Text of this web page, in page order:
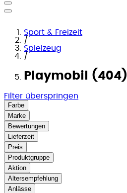
Sport & Freizeit
/
Spielzeug
/
Playmobil (404)
Filter überspringen
Farbe
Marke
Bewertungen
Lieferzeit
Preis
Produktgruppe
Aktion
Altersempfehlung
Anlässe